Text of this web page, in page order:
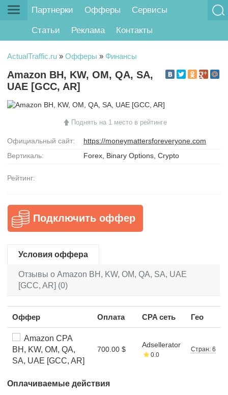
Партнерки Офферы Сервисы
Статьи Реклама Контакты
ActualTraffic.ru » Офферы » Финансы
Amazon BH, KW, OM, QA, SA,
UAE [GCC, AR]
Поднять на 1 место в рейтинге
Официальный сайт:
https://moneymattersforeveryone.com
Вертикаль:
Forex, Binary Options, Crypto
Рейтинг:
Подключить оффер
Условия оффера
Отзывы о Amazon BH, KW, OM, QA, SA, UAE
[GCC, AR] (0)
Оффер Оплата CPA сеть Гео
Amazon CPA
BH, KW, OM, QA,
SA, UAE [GCC, AR]
700.00 $
Adsellerator
0.0
Стран: 6
Оплачиваемые действия